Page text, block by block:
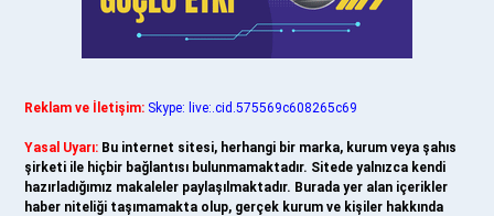
Reklam ve İletişim: Skype: live:.cid.575569c608265c69
Yasal Uyarı: Bu internet sitesi, herhangi bir marka, kurum veya şahıs
şirketi ile hiçbir bağlantısı bulunmamaktadır. Sitede yalnızca kendi
hazırladığımız makaleler paylaşılmaktadır. Burada yer alan içerikler
haber niteliği taşımamakta olup, gerçek kurum ve kişiler hakkında